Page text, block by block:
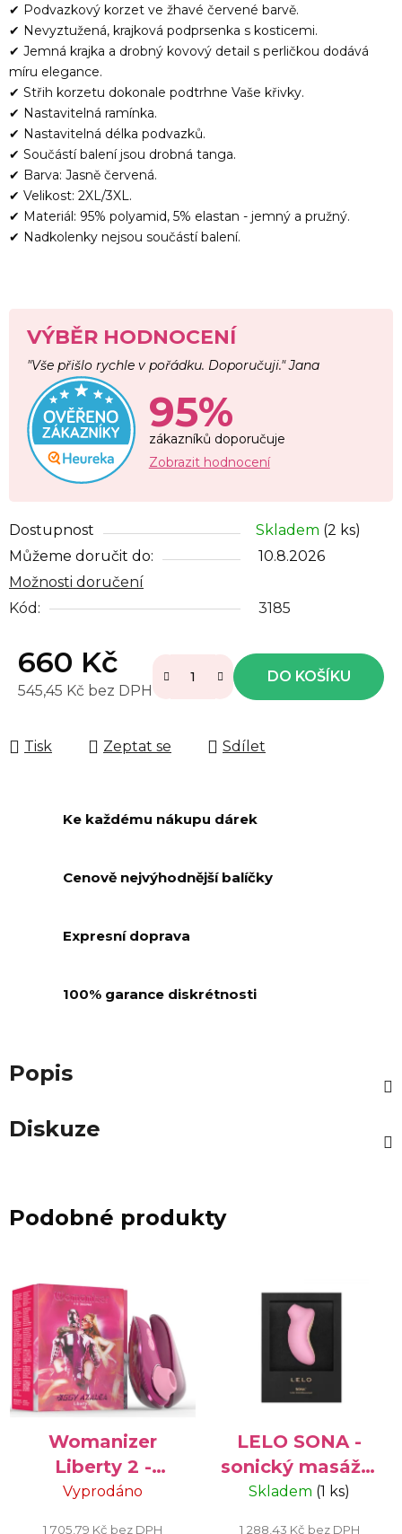
✔ Podvazkový korzet ve žhavé červené barvě.
✔ Nevyztužená, krajková podprsenka s kosticemi.
✔ Jemná krajka a drobný kovový detail s perličkou dodává
míru elegance.
✔ Střih korzetu dokonale podtrhne Vaše křivky.
✔ Nastavitelná ramínka.
✔ Nastavitelná délka podvazků.
✔ Součástí balení jsou drobná tanga.
✔ Barva: Jasně červená.
✔ Velikost: 2XL/3XL.
✔ Materiál: 95% polyamid, 5% elastan - jemný a pružný.
✔ Nadkolenky nejsou součástí balení.
VÝBĚR HODNOCENÍ
"Vše přišlo rychle v pořádku. Doporučuji." Jana
95%
zákazníků doporučuje
Zobrazit hodnocení
Dostupnost Skladem (2 ks)
Můžeme doručit do:
10.8.2026
Možnosti doručení
Kód:
3185
660 Kč
545,45 Kč bez DPH
DO KOŠÍKU
Tisk Zeptat se Sdílet
Ke každému nákupu dárek
Cenově nejvýhodnější balíčky
Expresní doprava
100% garance diskrétnosti
Popis
Diskuze
Podobné produkty
Womanizer
Liberty 2 -
speciální edice
Vyprodáno
1 705,79 Kč bez DPH
LELO SONA -
sonický masážní
přístroj na
Skladem (1 ks)
1 288,43 Kč bez DPH